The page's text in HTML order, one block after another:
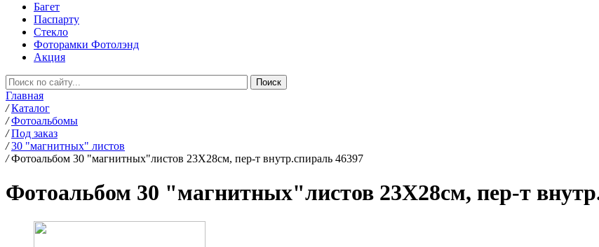
Багет
Паспарту
Стекло
Фоторамки Фотолэнд
Акция
Главная
/ Каталог
/ Фотоальбомы
/ Под заказ
/ 30 "магнитных" листов
/ Фотоальбом 30 "магнитных"листов 23X28см, пер-т внутр.спираль 46397
Фотоальбом 30 "магнитных"листов 23X28см, пер-т